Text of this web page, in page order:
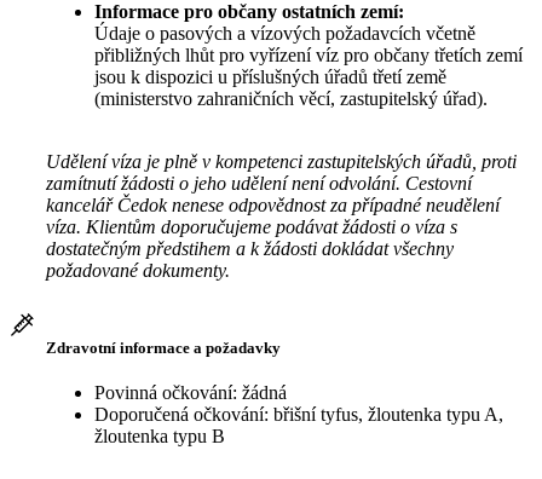
Informace pro občany ostatních zemí:
Údaje o pasových a vízových požadavcích včetně
přibližných lhůt pro vyřízení víz pro občany třetích zemí
jsou k dispozici u příslušných úřadů třetí země
(ministerstvo zahraničních věcí, zastupitelský úřad).
Udělení víza je plně v kompetenci zastupitelských úřadů, proti
zamítnutí žádosti o jeho udělení není odvolání. Cestovní
kancelář Čedok nenese odpovědnost za případné neudělení
víza. Klientům doporučujeme podávat žádosti o víza s
dostatečným předstihem a k žádosti dokládat všechny
požadované dokumenty.
Zdravotní informace a požadavky
Povinná očkování: žádná
Doporučená očkování: břišní tyfus, žloutenka typu A,
žloutenka typu B